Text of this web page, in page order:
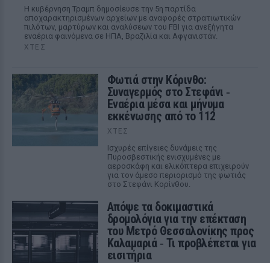
Η κυβέρνηση Τραμπ δημοσίευσε την 5η παρτίδα
αποχαρακτηρισμένων αρχείων με αναφορές στρατιωτικών
πιλότων, μαρτύρων και αναλύσεων του FBI για ανεξήγητα
εναέρια φαινόμενα σε ΗΠΑ, Βραζιλία και Αφγανιστάν.
ΧΤΕΣ
Φωτιά στην Κόρινθο:
Συναγερμός στο Στεφάνι ‑
Εναέρια μέσα και μήνυμα
εκκένωσης από το 112
ΧΤΕΣ
Ισχυρές επίγειες δυνάμεις της
Πυροσβεστικής ενισχυμένες με
αεροσκάφη και ελικόπτερα επιχειρούν
για τον άμεσο περιορισμό της φωτιάς
στο Στεφάνι Κορίνθου.
Απόψε τα δοκιμαστικά
δρομολόγια για την επέκταση
του Μετρό Θεσσαλονίκης προς
Καλαμαριά ‑ Τι προβλέπεται για
εισιτήρια